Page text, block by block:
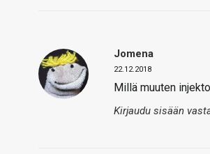
Jomena
22.12.2018
Millä muuten
Kirjaudu sisään